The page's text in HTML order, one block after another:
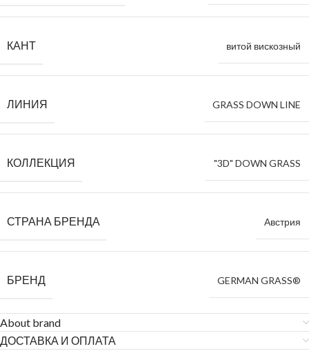
КАНТ витой вискозный
ЛИНИЯ GRASS DOWN LINE
КОЛЛЕКЦИЯ "3D" DOWN GRASS
СТРАНА БРЕНДА Австрия
БРЕНД GERMAN GRASS®
About brand
ДОСТАВКА И ОПЛАТА